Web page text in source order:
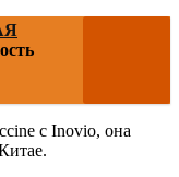
с Inovio, она